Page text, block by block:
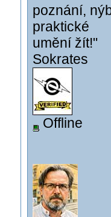
poznání,
praktické
umění žít!"
Sokrates
Offline